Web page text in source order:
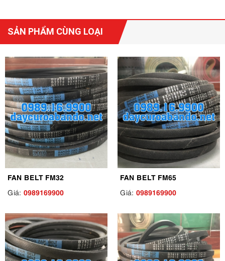
SẢN PHẨM CÙNG LOẠI
FAN BELT FM32
Giá: 0989169900
FAN BELT FM65
Giá: 0989169900